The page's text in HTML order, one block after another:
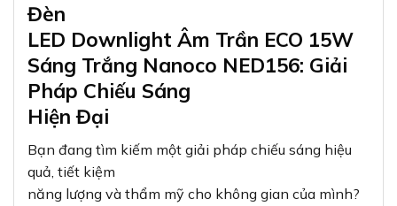
Đèn
LED Downlight Âm Trần ECO 15W
Sáng Trắng Nanoco NED156: Giải
Pháp Chiếu Sáng
Hiện Đại
Bạn đang tìm kiếm một giải pháp chiếu sáng hiệu
quả, tiết kiệm
năng lượng và thẩm mỹ cho không gian của mình?